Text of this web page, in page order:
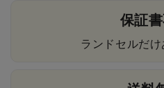
保証
ランドセルだ